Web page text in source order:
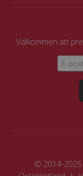
Välkommen att
© 2014-